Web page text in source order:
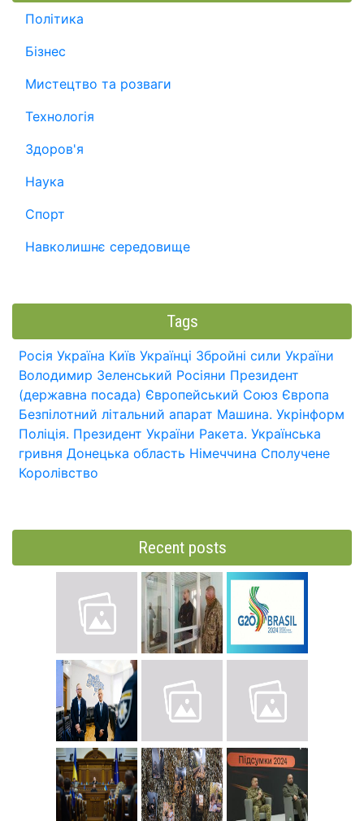
Політика
Бізнес
Мистецтво та розваги
Технологія
Здоров'я
Наука
Спорт
Навколишнє середовище
Tags
Росія Україна Київ Українці Збройні сили України
Володимир Зеленський Росіяни Президент
(державна посада) Європейський Союз Європа
Безпілотний літальний апарат Машина. Укрінформ
Поліція. Президент України Ракета. Українська
гривня Донецька область Німеччина Сполучене
Королівство
Recent posts